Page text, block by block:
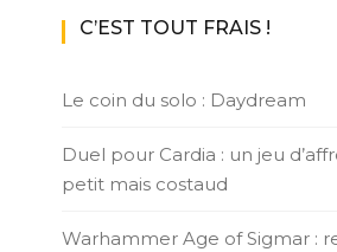
C’EST TOUT FRAIS !
Le coin du solo : Daydream
Duel pour Cardia : un jeu
petit mais costaud
Warhammer Age of Sigmar :